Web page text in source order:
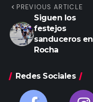
PREVIOUS ARTICLE
Siguen los
festejos
sanduceros en
Rocha
Redes Sociales